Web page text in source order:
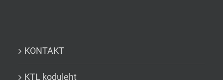
KONTAKT
KTL koduleht